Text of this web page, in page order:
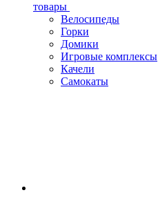
товары
Велосипеды
Горки
Домики
Игровые комплексы
Качели
Самокаты